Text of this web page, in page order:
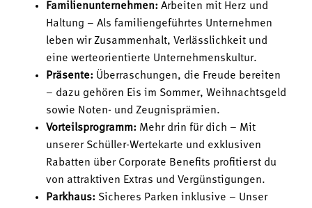
Familienunternehmen: Arbeiten mit Herz und
Haltung – Als familiengeführtes Unternehmen
leben wir Zusammenhalt, Verlässlichkeit und
eine werteorientierte Unternehmenskultur.
Präsente: Überraschungen, die Freude bereiten
– dazu gehören Eis im Sommer, Weihnachtsgeld
sowie Noten- und Zeugnisprämien.
Vorteilsprogramm: Mehr drin für dich – Mit
unserer Schüller-Wertekarte und exklusiven
Rabatten über Corporate Benefits profitierst du
von attraktiven Extras und Vergünstigungen.
Parkhaus: Sicheres Parken inklusive – Unser